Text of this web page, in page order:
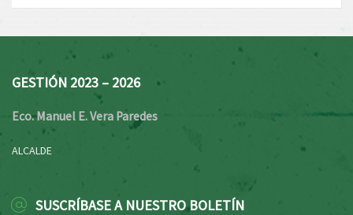
GESTIÓN 2023 – 2026
Eco. Manuel E. Vera Paredes
ALCALDE
SUSCRÍBASE A NUESTRO BOLETÍN